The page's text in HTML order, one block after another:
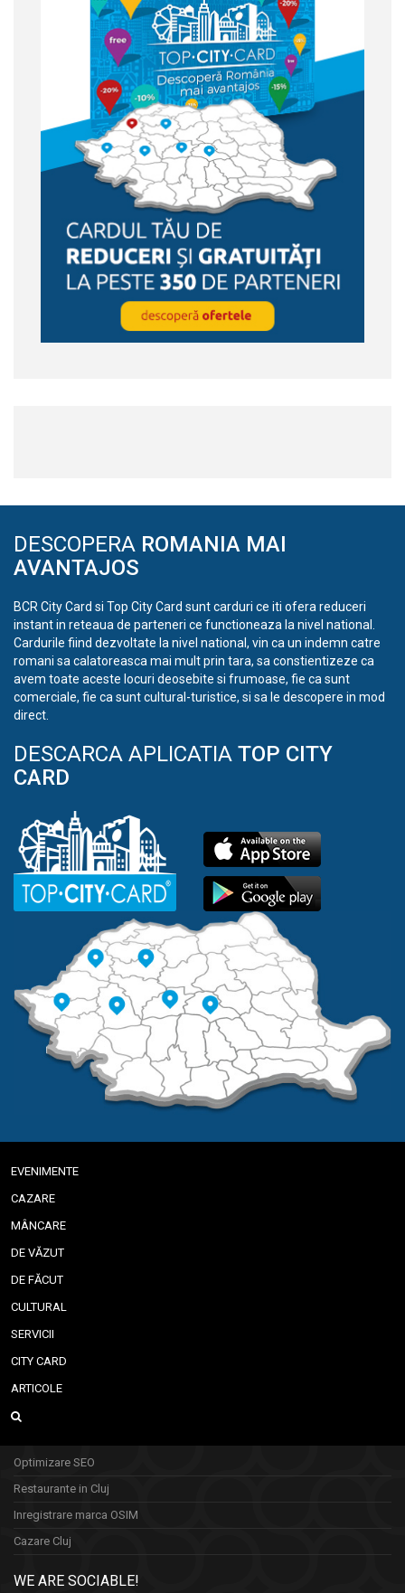
DESCOPERA ROMANIA MAI
AVANTAJOS
BCR City Card si Top City Card sunt carduri ce iti ofera reduceri
instant in reteaua de parteneri ce functioneaza la nivel national.
Cardurile fiind dezvoltate la nivel national, vin ca un indemn catre
romani sa calatoreasca mai mult prin tara, sa constientizeze ca
avem toate aceste locuri deosebite si frumoase, fie ca sunt
comerciale, fie ca sunt cultural-turistice, si sa le descopere in mod
direct.
DESCARCA APLICATIA TOP CITY
CARD
EVENIMENTE
CAZARE
MÂNCARE
DE VĂZUT
DE FĂCUT
CULTURAL
SERVICII
CITY CARD
ARTICOLE
Optimizare SEO
Restaurante in Cluj
Inregistrare marca OSIM
Cazare Cluj
WE ARE SOCIABLE!